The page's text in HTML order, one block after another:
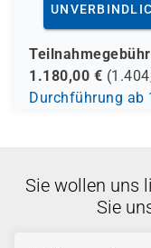
1.180,00 € (
Durchführung ab
Sie wollen uns
Sie